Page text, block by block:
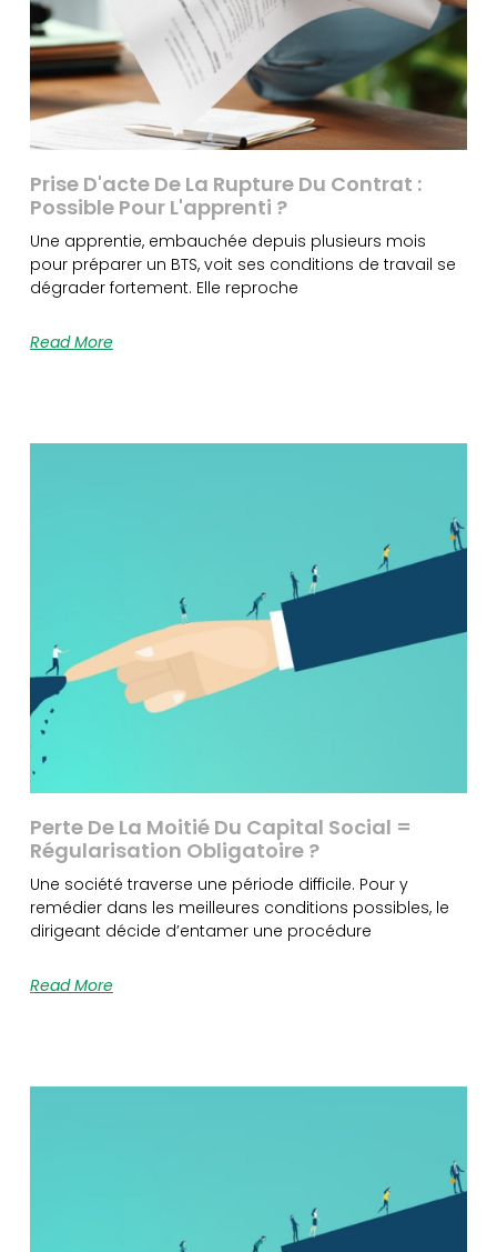
Prise D'acte De La Rupture Du Contrat :
Possible Pour L'apprenti ?
Une apprentie, embauchée depuis plusieurs mois
pour préparer un BTS, voit ses conditions de travail se
dégrader fortement. Elle reproche
Read More
Perte De La Moitié Du Capital Social =
Régularisation Obligatoire ?
Une société traverse une période difficile. Pour y
remédier dans les meilleures conditions possibles, le
dirigeant décide d’entamer une procédure
Read More